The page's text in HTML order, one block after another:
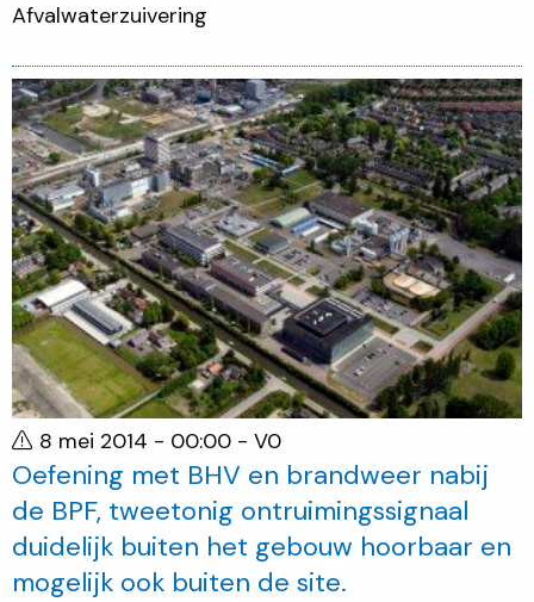
Afvalwaterzuivering
8 mei 2014 - 00:00 - V0
Oefening met BHV en brandweer nabij
de BPF, tweetonig ontruimingssignaal
duidelijk buiten het gebouw hoorbaar en
mogelijk ook buiten de site.